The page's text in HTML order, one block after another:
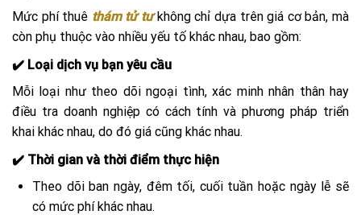
Mức phí thuê thám tử tưkhông chỉ dựa trên giá cơ bản, mà
còn phụ thuộc vào nhiều yếu tố khác nhau, bao gồm:
✔️ Loại dịch vụ bạn yêu cầu
Mỗi loại như theo dõi ngoại tình, xác minh nhân thân hay
điều tra doanh nghiệp có cách tính và phương pháp triển
khai khác nhau, do đó giá cũng khác nhau.
✔️ Thời gian và thời điểm thực hiện
Theo dõi ban ngày, đêm tối, cuối tuần hoặc ngày lễ sẽ
có mức phí khác nhau.